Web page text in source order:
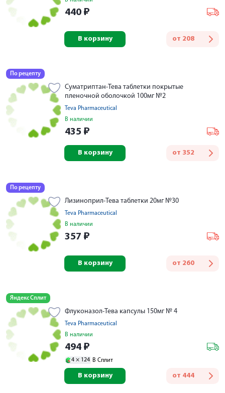
440 ₽
от 208
В корзину
По рецепту
Суматриптан-Тева таблетки покрытые
пленочной оболочкой 100мг №2
Teva Pharmaceutical
В наличии
435 ₽
от 352
В корзину
По рецепту
Лизиноприл-Тева таблетки 20мг №30
Teva Pharmaceutical
В наличии
357 ₽
от 260
В корзину
Яндекс Сплит
Флуконазол-Тева капсулы 150мг № 4
Teva Pharmaceutical
В наличии
494 ₽
4 × 124 В Сплит
от 444
В корзину